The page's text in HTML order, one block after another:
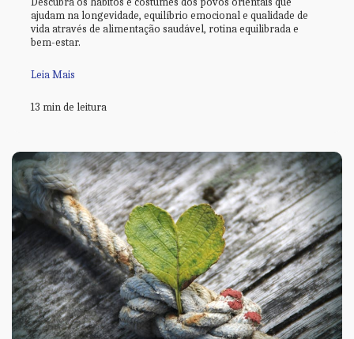
ajudam na longevidade, equilíbrio emocional e qualidade de
vida através de alimentação saudável, rotina equilibrada e
bem-estar.
Leia Mais
13 min de leitura